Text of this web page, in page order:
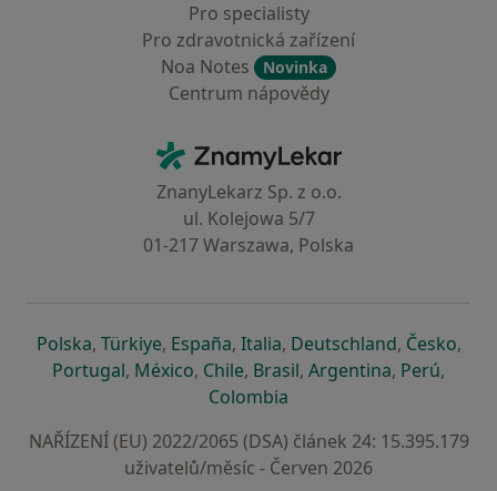
Pro specialisty
Pro zdravotnická zařízení
Noa Notes
Novinka
Centrum nápovědy
ZnamyLekar - Hlavní stránka
ZnanyLekarz Sp. z o.o.
ul. Kolejowa 5/7
01-217 Warszawa, Polska
Polskase otevře v nové záložce
, Türkiyese otevře v nové záložce
, Españase otevře v nové záložce
, Italiase otevře v nové záložce
, Deutschlandse otevře v
, Českose
,
Portugalse otevře v nové záložce
, Méxicose otevře v nové záložce
, Chilese otevře v nové záložce
, Brasilse otevře v nové
, Argentinase otevře v
, Perúse
,
Colombia
NAŘÍZENÍ (EU) 2022/2065 (DSA) článek 24: 15.395.179
uživatelů/měsíc - Červen 2026